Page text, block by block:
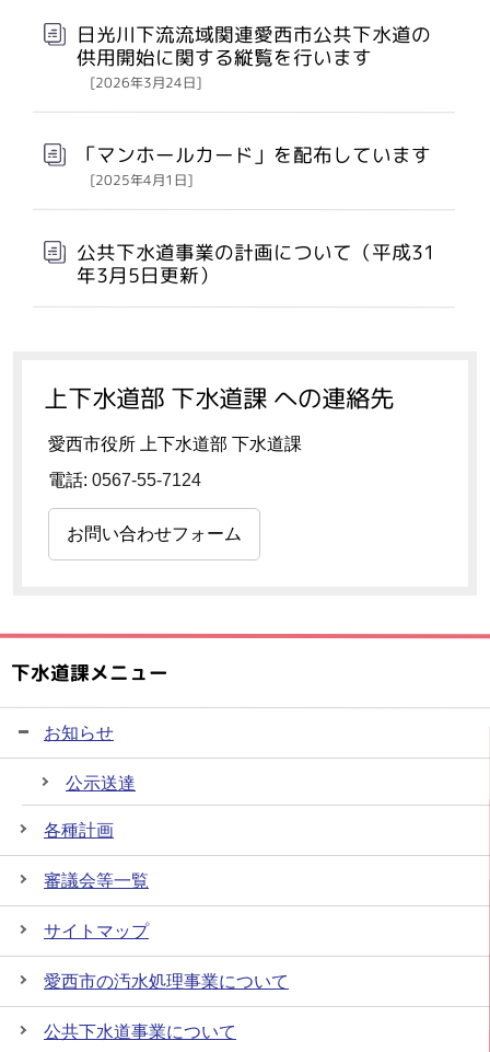
日光川下流流域関連愛西市公共下水道の
供用開始に関する縦覧を行います
[2026年3月24日]
「マンホールカード」を配布しています
[2025年4月1日]
公共下水道事業の計画について（平成31
年3月5日更新）
上下水道部 下水道課 への連絡先
愛西市役所 上下水道部 下水道課
電話: 0567-55-7124
お問い合わせフォーム
下水道課メニュー
お知らせ
公示送達
各種計画
審議会等一覧
サイトマップ
愛西市の汚水処理事業について
公共下水道事業について